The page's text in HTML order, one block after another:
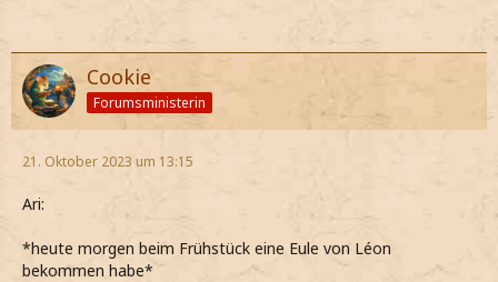
Cookie
Forumsministerin
21. Oktober 2023 um 13:15
Ari:
*heute morgen beim Frühstück eine Eule von Léon
bekommen habe*